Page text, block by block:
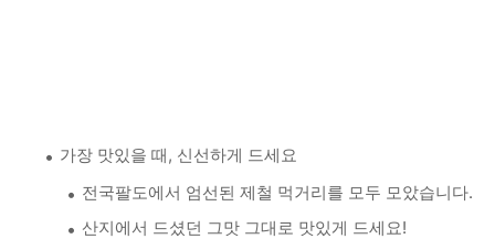
가장 맛있을 때, 신선하게 드세요
전국팔도에서 엄선된 제철 먹거리를 모두 모았습니다.
산지에서 드셨던 그맛 그대로 맛있게 드세요!